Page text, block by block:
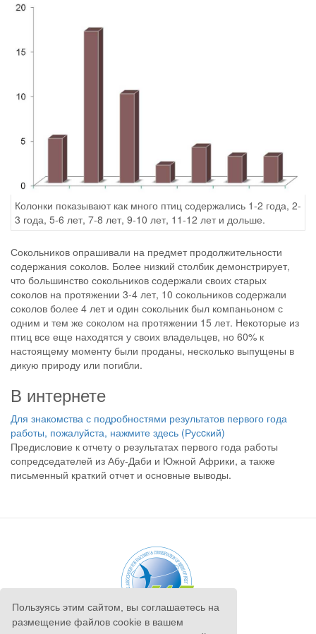
Пользуясь этим сайтом, вы соглашаетесь на
размещение файлов cookie в вашем
Колонки показывают как много птиц содержались 1-2 года, 2-
3 года, 5-6 лет, 7-8 лет, 9-10 лет, 11-12 лет и дольше.
Сокольников опрашивали на предмет продолжительности
содержания соколов. Более низкий столбик демонстрирует,
что большинство сокольников содержали своих старых
соколов на протяжении 3-4 лет, 10 сокольников содержали
соколов более 4 лет и один сокольник был компаньоном с
одним и тем же соколом на протяжении 15 лет. Некоторые из
птиц все еще находятся у своих владельцев, но 60% к
настоящему моменту были проданы, несколько выпущены в
дикую природу или погибли.
В интернете
Для знакомства с подробностями результатов первого года
работы, пожалуйста, нажмите здесь (Русcкий)
Предисловие к отчету о результатах первого года работы
сопредседателей из Абу-Даби и Южной Африки, а также
письменный краткий отчет и основные выводы.